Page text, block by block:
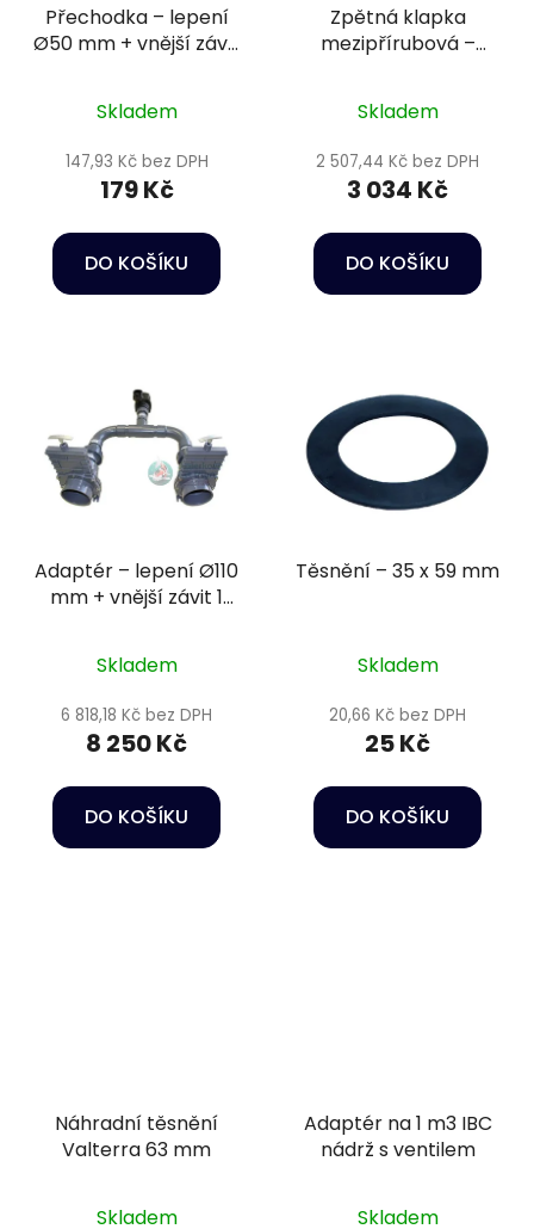
Přechodka – lepení
Ø50 mm + vnější závit
Skladem
147,93 Kč bez DPH
179 Kč
DO KOŠÍKU
Zpětná klapka
mezipřírubová –
těsnění EPDM
Skladem
2 507,44 Kč bez DPH
3 034 Kč
DO KOŠÍKU
Adaptér – lepení Ø110
mm + vnější závit 1
Skladem
6 818,18 Kč bez DPH
8 250 Kč
DO KOŠÍKU
Těsnění – 35 x 59 mm
Skladem
20,66 Kč bez DPH
25 Kč
DO KOŠÍKU
Náhradní těsnění
Valterra 63 mm
Skladem
Adaptér na 1 m3 IBC
nádrž s ventilem
Skladem